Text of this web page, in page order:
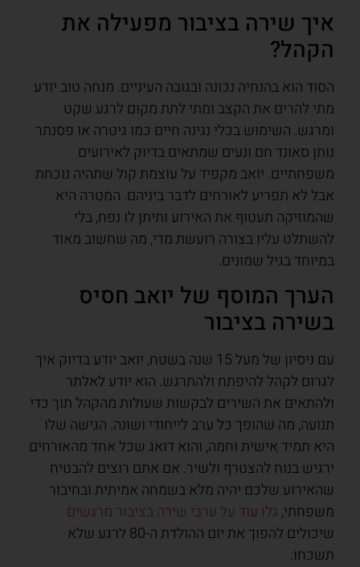
איך שירה בציבור מפעילה את
הקהל?
הסוד הוא בהנחיה נכונה ובגובה העיניים. מנחה טוב יודע
מתי להרים את הקצב ומתי לתת מקום לרגע שקט
ומרגש. השימוש בכלי נגינה חיים כמו גיטרה או פסנתר
נותן סאונד חם ונעים שמתאים בדיוק לאירועים
משפחתיים. יואב מקפיד על עוצמת קול שתהיה נוכחת
אבל לא תפריע לאורחים לדבר ביניהם. המטרה היא
שהמוזיקה תעטוף את האירוע ותיתן לו נפח, בלי
להשתלט עליו בצורה רועשת מדי, מה שחשוב מאוד
במיוחד בגיל שמונים.
הערך המוסף של יואב חסיס
בשירה בציבור
עם ניסיון של מעל 15 שנה בשטח, יואב יודע בדיוק איך
לגרום לקהל להיפתח ולהתרגש. הוא יודע לאלתר
ולהתאים את השירים לבקשות שעולות מהקהל תוך כדי
תנועה, מה שהופך כל ערב לייחודי ושונה. הגישה שלו
היא תמיד אישית וחמה, והוא דואג שכל אחד מהאורחים
ירגיש בנוח להצטרף ולשיר. אם אתם רוצים להבטיח
שהאירוע שלכם יהיה מלא בשמחה אמיתית ובחיבור
משפחתי, גלו עוד על ערבי שירה בציבור מרגשים
שיכולים להפוך את יום ההולדת ה-80 לרגע שלא
תשכחו.